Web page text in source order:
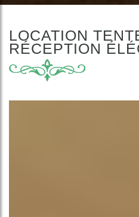
LOCATION
RÉCEPTION